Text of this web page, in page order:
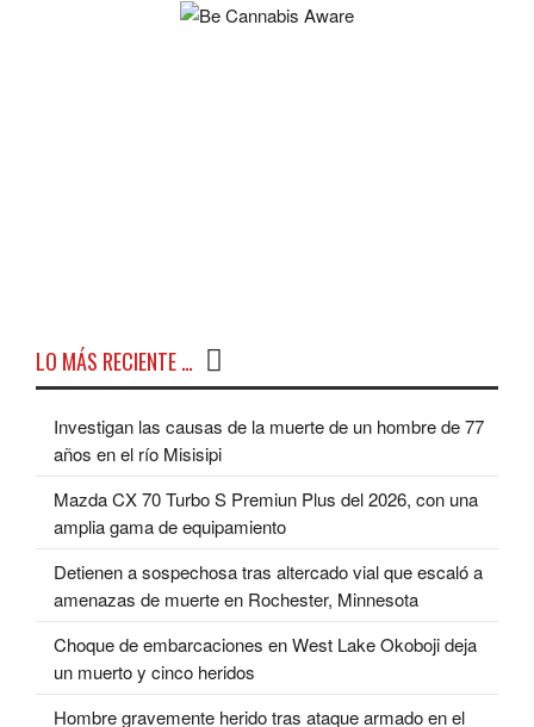
LO MÁS RECIENTE …
Investigan las causas de la muerte de un hombre de 77
años en el río Misisipi
Mazda CX 70 Turbo S Premiun Plus del 2026, con una
amplia gama de equipamiento
Detienen a sospechosa tras altercado vial que escaló a
amenazas de muerte en Rochester, Minnesota
Choque de embarcaciones en West Lake Okoboji deja
un muerto y cinco heridos
Hombre gravemente herido tras ataque armado en el